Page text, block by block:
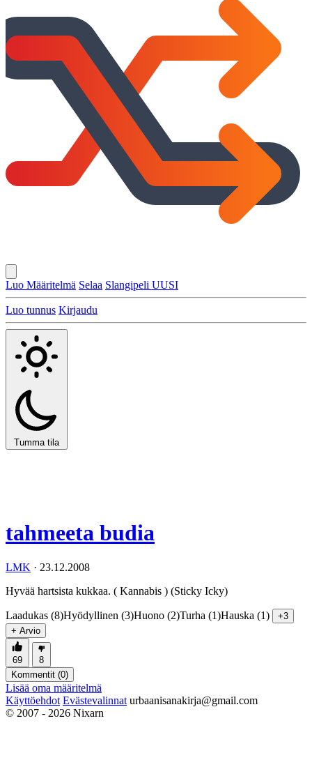
Luo Määritelmä Selaa Slangipeli UUSI
Luo tunnus Kirjaudu
Tumma tila
tahmeeta budia
LMK · 23.12.2008
Hyvää hartsista kukkaa. ( Kannabis ) (Sticky Icky)
Laadukas (8)Hyödyllinen (3)Huono (2)Turha (1)Hauska (1)
+3
+ Arvio
69
8
Kommentit (0)
Lisää oma määritelmä
Käyttöehdot Evästevalinnat urbaanisanakirja@gmail.com
© 2007 - 2026 Nixarn